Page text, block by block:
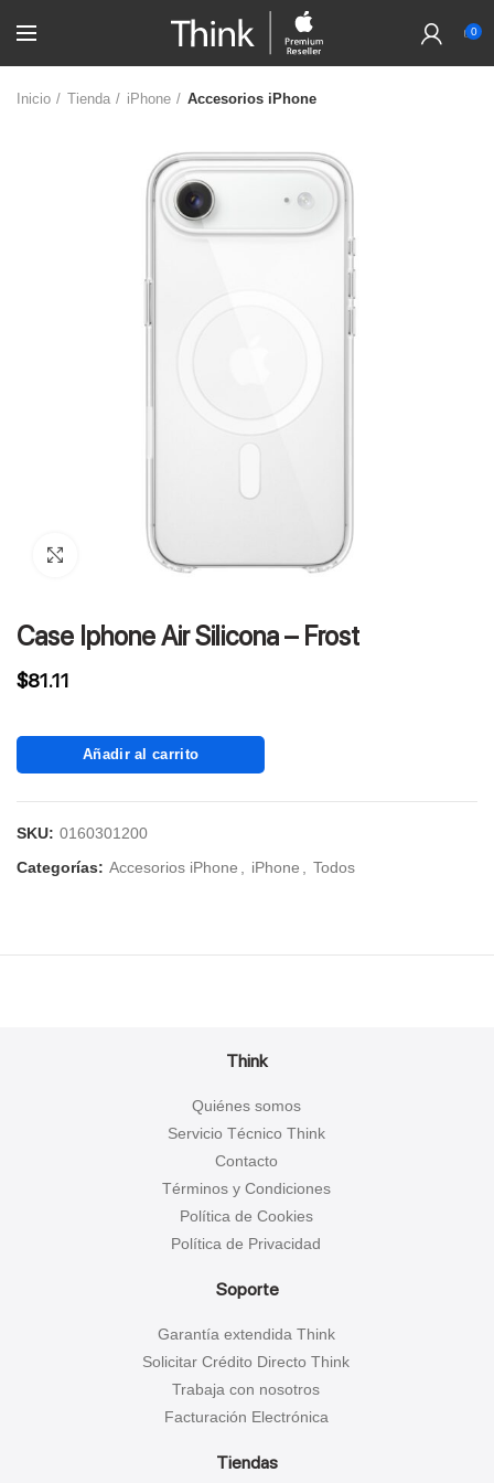
0
Inicio Tienda iPhone Accesorios iPhone
Click to enlarge
Case Iphone Air Silicona – Frost
$81.11
Añadir al carrito
SKU: 0160301200
Categorías: Accesorios iPhone iPhone Todos
Think
Quiénes somos
Servicio Técnico Think
Contacto
Términos y Condiciones
Política de Cookies
Política de Privacidad
Soporte
Garantía extendida Think
Solicitar Crédito Directo Think
Trabaja con nosotros
Facturación Electrónica
Tiendas